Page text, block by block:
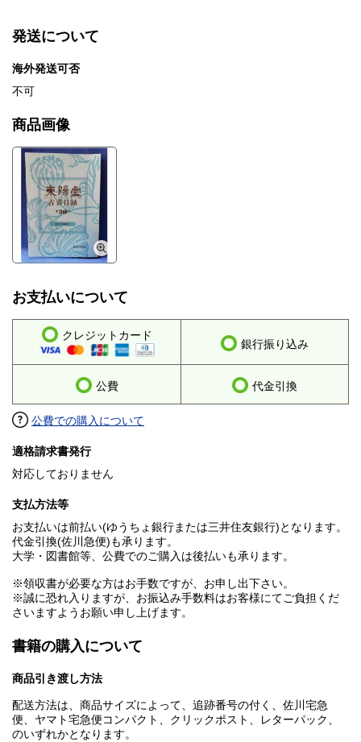
発送について
海外発送可否
不可
商品画像
お支払いについて
クレジットカード
銀行振り込み
公費 代金引換
公費での購入について
適格請求書発行
対応しておりません
支払方法等
お支払いは前払い(ゆうちょ銀行または三井住友銀行)となります。
代金引換(佐川急便)も承ります。
大学・図書館等、公費でのご購入は後払いも承ります。
※領収書が必要な方はお手数ですが、お申し出下さい。
※誠に恐れ入りますが、お振込み手数料はお客様にてご負担くだ
さいますようお願い申し上げます。
書籍の購入について
商品引き渡し方法
配送方法は、商品サイズによって、追跡番号の付く、佐川宅急
便、ヤマト宅急便コンパクト、クリックポスト、レターパック、
のいずれかとなります。